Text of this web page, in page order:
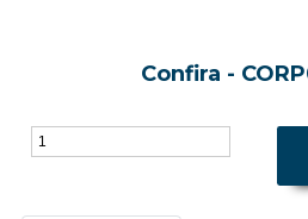
Confira -